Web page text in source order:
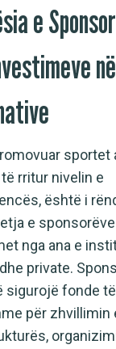
e
sportet
rritur nivelin e
është i
e
nga ana e
private.
sigurojë fonde të
për zhvillimin